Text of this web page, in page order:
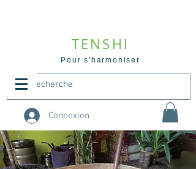
TENSHI
Pour s'harmoniser
Connexion